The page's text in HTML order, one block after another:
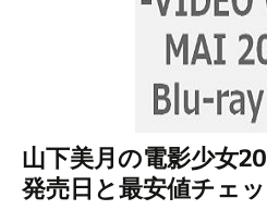
山下美月の電影少女
発売日と最安値チェ